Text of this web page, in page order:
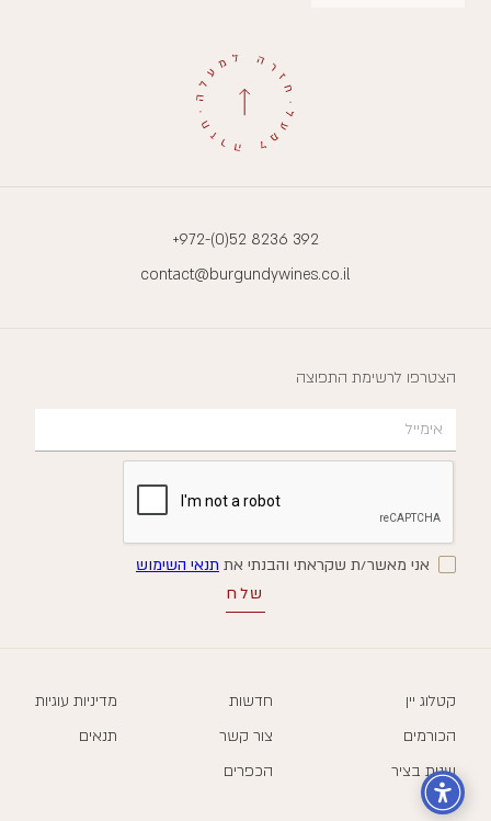
+972-(0)52 8236 392
contact@burgundywines.co.il
הצטרפו לרשימת התפוצה
אני מאשר/ת שקראתי והבנתי את תנאי השימוש
קטלוג יין
הכורמים
שנות בציר
חדשות
צור קשר
הכפרים
מדיניות עוגיות
תנאים